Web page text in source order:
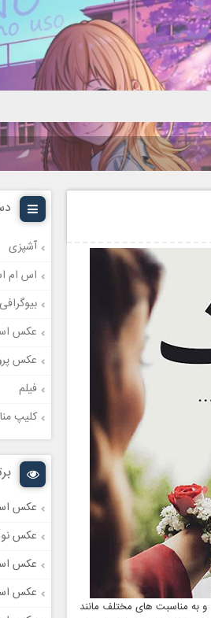
و به مناسبت های مختلف مانند
آشپزی
اس ام
بیوگرافی
عکس
عکس
فیلم
کلیپ
عکس
عکس
عکس
عکس